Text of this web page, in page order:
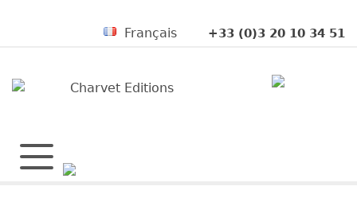
+33 (0)3 20 10 34 51
Français